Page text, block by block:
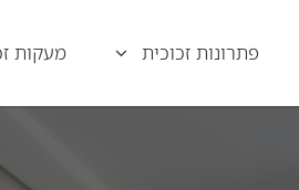
פתרונות זכוכית מעקות